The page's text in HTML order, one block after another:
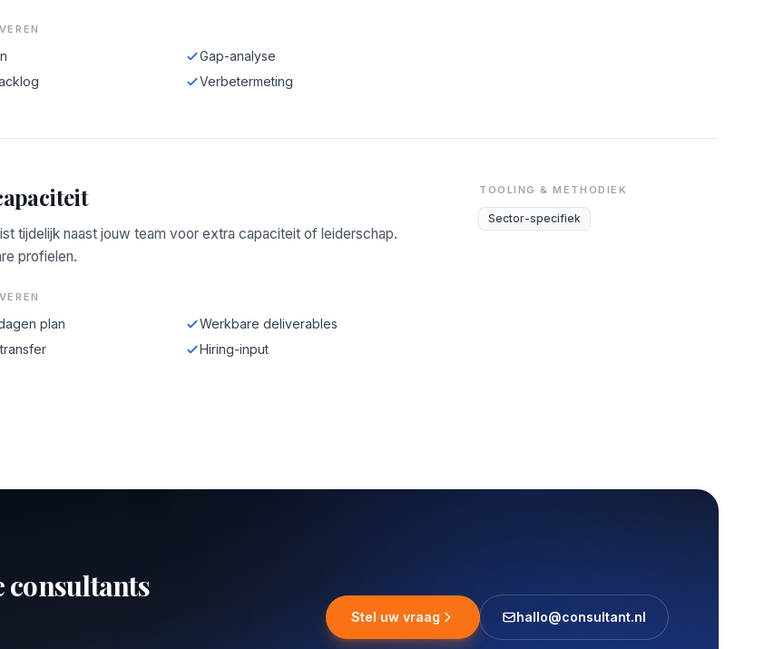
Gap-analyse
Verbetermeting
tijdelijk naast jouw team voor extra capaciteit of leiderschap.
profielen.
plan
Werkbare deliverables
Hiring-input
TOOLING & METHODIEK
Sector-specifiek
consultants
Stel uw vraag hallo@consultant.nl